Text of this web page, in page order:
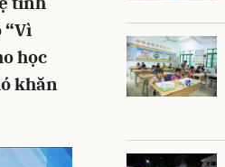
“Vì
học
khăn